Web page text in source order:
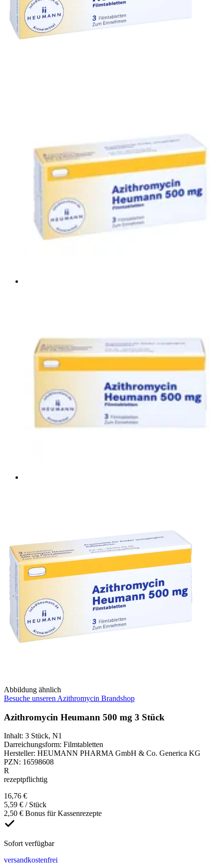
Abbildung ähnlich
Besuche unseren Azithromycin Brandshop
Azithromycin Heumann 500 mg 3 Stück
Inhalt: 3 Stück, N1
Darreichungsform: Filmtabletten
Hersteller: HEUMANN PHARMA GmbH & Co. Generica KG
PZN: 16598608
R
rezeptpflichtig
16,76 €
5,59 € / Stück
2,50 € Bonus für Kassenrezepte
Sofort verfügbar
versandkostenfrei